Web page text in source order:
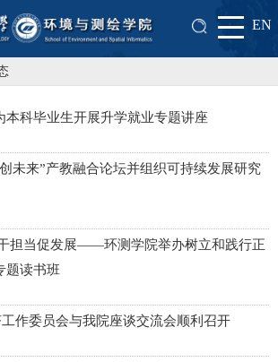
EN
本科毕业生开展升学就业专题讲座
未来”产教融合论坛并组织可持续发展研究
担当促发展——环测学院举办树立和践行正
题读书班
作委员会与我院座谈交流会顺利召开